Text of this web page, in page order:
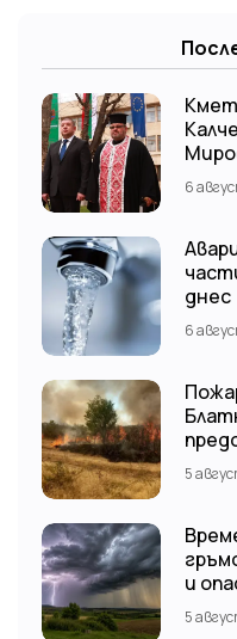
6
днес
6
5
и
5